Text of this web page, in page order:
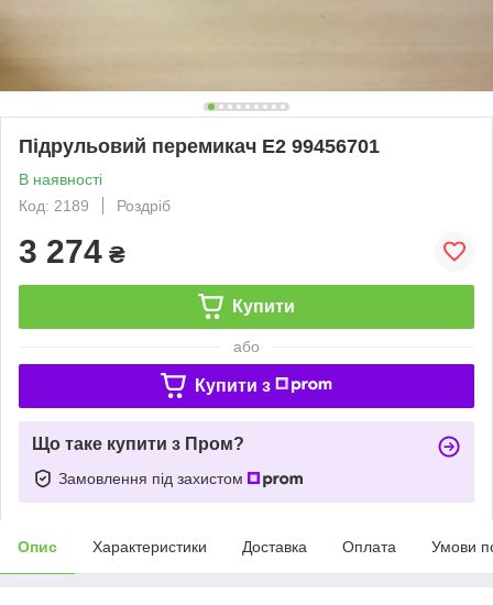
Підрульовий перемикач Е2 99456701
В наявності
Код: 2189
Роздріб
3 274 ₴
Купити
або
Купити з
Що таке купити з Пром?
Замовлення під захистом
Опис Характеристики Доставка Оплата Умови